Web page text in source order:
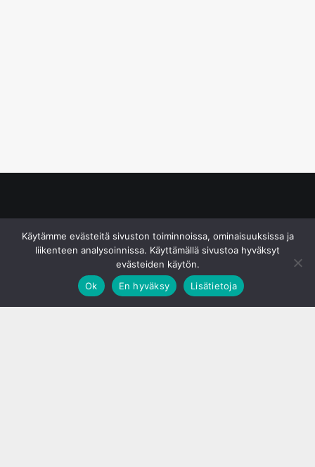
Käytämme evästeitä sivuston toiminnoissa, ominaisuuksissa ja
liikenteen analysoinnissa. Käyttämällä sivustoa hyväksyt
evästeiden käytön.
Ok
En hyväksy Lisätietoja